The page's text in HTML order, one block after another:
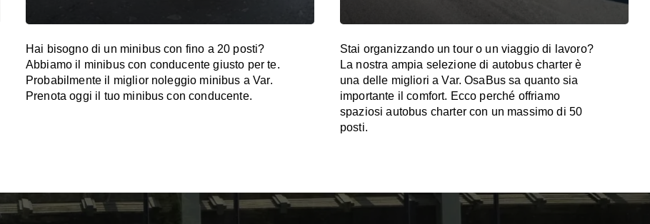
Hai bisogno di un minibus con fino a 20 posti?
Abbiamo il minibus con conducente giusto per te.
Probabilmente il miglior noleggio minibus a Var.
Prenota oggi il tuo minibus con conducente.
Stai organizzando un tour o un viaggio di lavoro?
La nostra ampia selezione di autobus charter è
una delle migliori a Var. OsaBus sa quanto sia
importante il comfort. Ecco perché offriamo
spaziosi autobus charter con un massimo di 50
posti.